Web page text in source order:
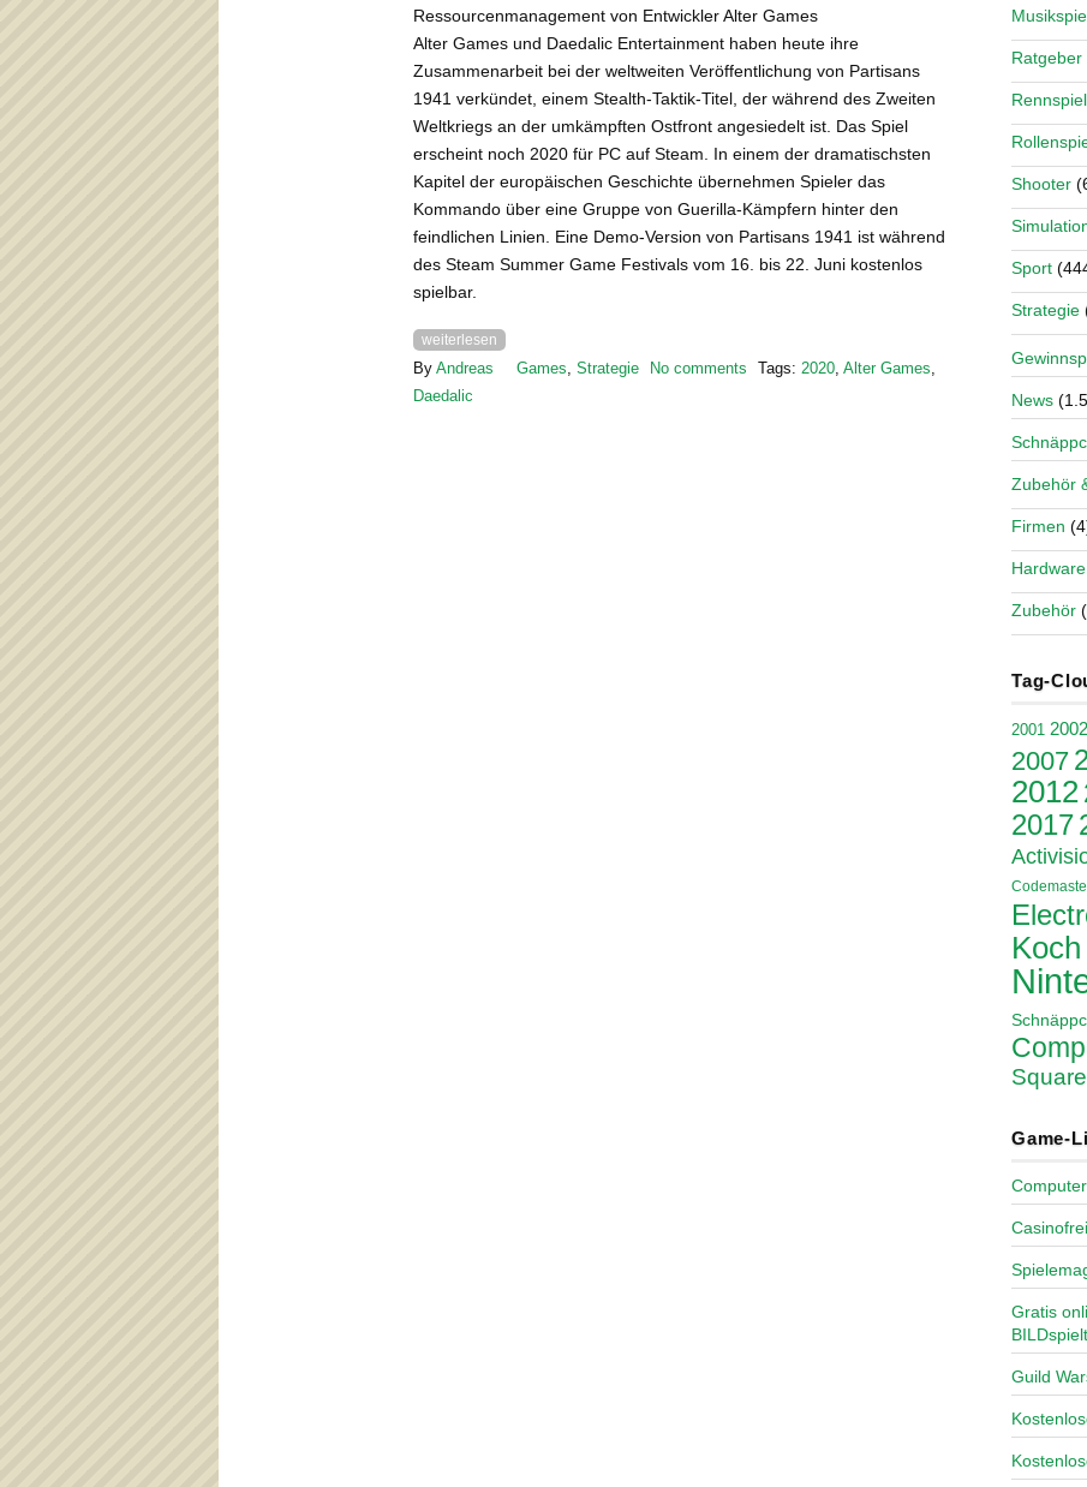
Ressourcenmanagement von Entwickler Alter Games
Alter Games und Daedalic Entertainment haben heute ihre
Zusammenarbeit bei der weltweiten Veröffentlichung von Partisans
1941 verkündet, einem Stealth-Taktik-Titel, der während des Zweiten
Weltkriegs an der umkämpften Ostfront angesiedelt ist. Das Spiel
erscheint noch 2020 für PC auf Steam. In einem der dramatischsten
Kapitel der europäischen Geschichte übernehmen Spieler das
Kommando über eine Gruppe von Guerilla-Kämpfern hinter den
feindlichen Linien. Eine Demo-Version von Partisans 1941 ist während
des Steam Summer Game Festivals vom 16. bis 22. Juni kostenlos
spielbar.
weiterlesen
By Andreas Games Strategie No comments Tags: 2020 Alter Games
Daedalic
Ratgeber
Rennspiel
Shooter
Sport
Strategie
News
Zubehör
Firmen
Hardware
Zubehör
Tag-
2001 2002
2007
2012
2017
Game-
Gratis
Guild